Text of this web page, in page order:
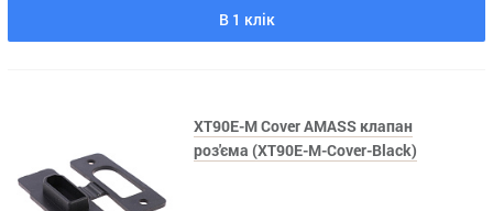
В 1 клік
XT90E-M Cover AMASS клапан
роз'єма (XT90E-M-Cover-Black)